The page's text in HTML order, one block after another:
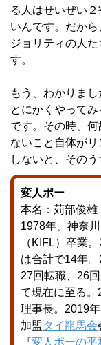
る人はせいぜい
いんです。だか
ジョリティの人
す。
もう、わかりま
とにかくやって
です。その時、
ないこと自体が
しないと、その
変人ポー
本名：苅部俊雄
1978年、神奈
（KIFL）卒業
は合計で14年
27回転職、26
て現在に至る。
理事長。2019
加盟タイ龍馬会
『変人ポーの平